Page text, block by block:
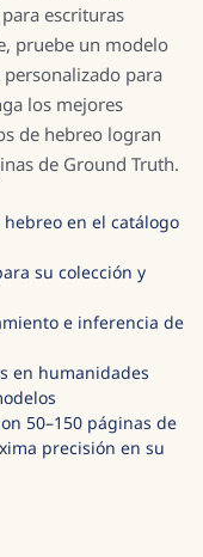
escrituras
pruebe un modelo
para
los mejores
de hebreo logran
de Ground Truth.
en el catálogo
su colección y
e inferencia de
en humanidades
50–150 páginas de
precisión en su